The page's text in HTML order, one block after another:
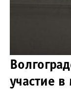
участие